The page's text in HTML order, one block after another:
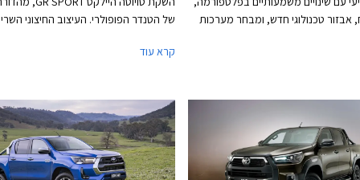
אבזור טכנולוגי חדש, ומבחר מערכות
של הטנדר הפופולרי. העיצוב החיצוני
המחיר החל מ- 370,000 ₪.
קרא עוד